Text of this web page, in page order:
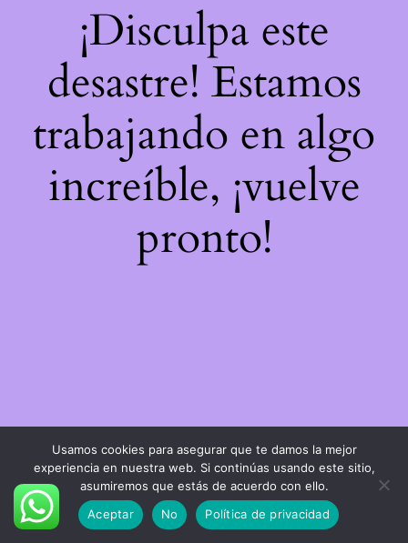
¡Disculpa este
desastre! Estamos
trabajando en algo
increíble, ¡vuelve
pronto!
Usamos cookies para asegurar que te damos la mejor
experiencia en nuestra web. Si continúas usando este sitio,
asumiremos que estás de acuerdo con ello.
Aceptar
No Política de privacidad